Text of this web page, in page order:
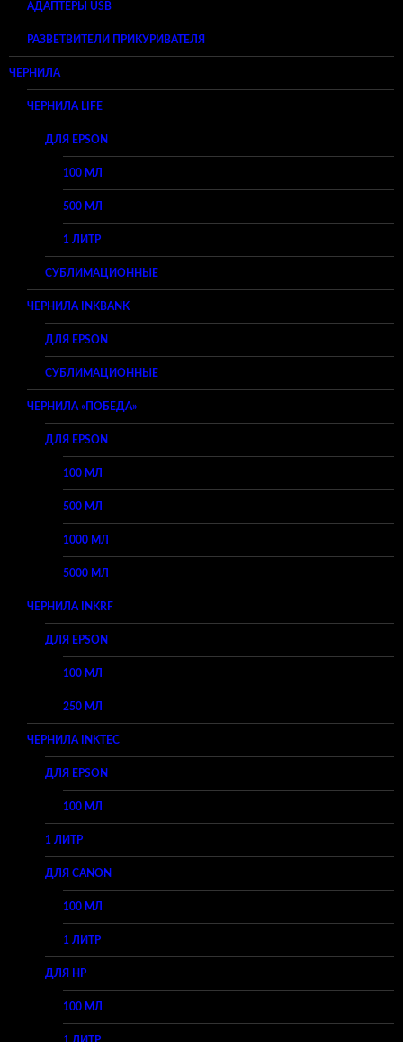
АДАПТЕРЫ USB
РАЗВЕТВИТЕЛИ ПРИКУРИВАТЕЛЯ
ЧЕРНИЛА
ЧЕРНИЛА LIFE
ДЛЯ EPSON
100 МЛ
500 МЛ
1 ЛИТР
СУБЛИМАЦИОННЫЕ
ЧЕРНИЛА INKBANK
ДЛЯ EPSON
СУБЛИМАЦИОННЫЕ
ЧЕРНИЛА «ПОБЕДА»
ДЛЯ EPSON
100 МЛ
500 МЛ
1000 МЛ
5000 МЛ
ЧЕРНИЛА INKRF
ДЛЯ EPSON
100 МЛ
250 МЛ
ЧЕРНИЛА INKTEC
ДЛЯ EPSON
100 МЛ
1 ЛИТР
ДЛЯ CANON
100 МЛ
1 ЛИТР
ДЛЯ HP
100 МЛ